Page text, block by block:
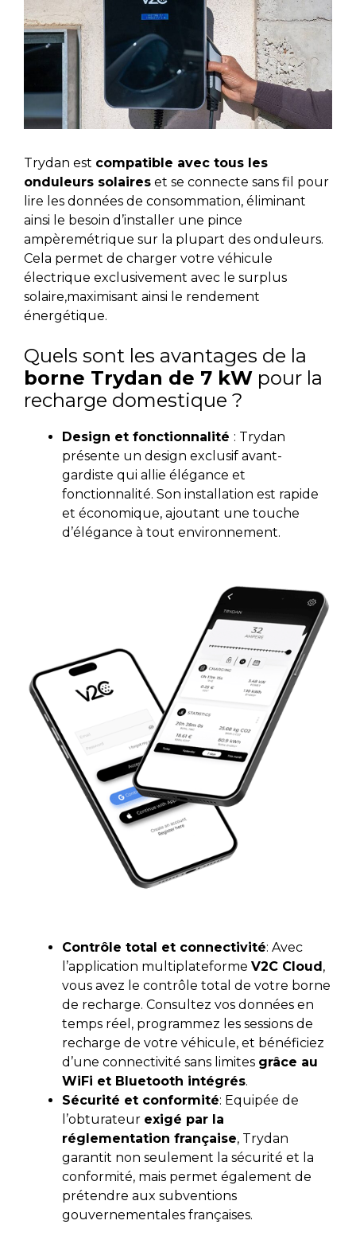
Trydan est compatible avec tous les
onduleurs solaires et se connecte sans fil pour
lire les données de consommation, éliminant
ainsi le besoin d’installer une pince
ampèremétrique sur la plupart des onduleurs.
Cela permet de charger votre véhicule
électrique exclusivement avec le surplus
solaire,maximisant ainsi le rendement
énergétique.
Quels sont les avantages de la
borne Trydan de 7 kW pour la
recharge domestique ?
Design et fonctionnalité : Trydan
présente un design exclusif avant-
gardiste qui allie élégance et
fonctionnalité. Son installation est rapide
et économique, ajoutant une touche
d’élégance à tout environnement.
Contrôle total et connectivité: Avec
l’application multiplateforme V2C Cloud,
vous avez le contrôle total de votre borne
de recharge. Consultez vos données en
temps réel, programmez les sessions de
recharge de votre véhicule, et bénéficiez
d’une connectivité sans limites grâce au
WiFi et Bluetooth intégrés.
Sécurité et conformité: Equipée de
l’obturateur exigé par la
réglementation française, Trydan
garantit non seulement la sécurité et la
conformité, mais permet également de
prétendre aux subventions
gouvernementales françaises.